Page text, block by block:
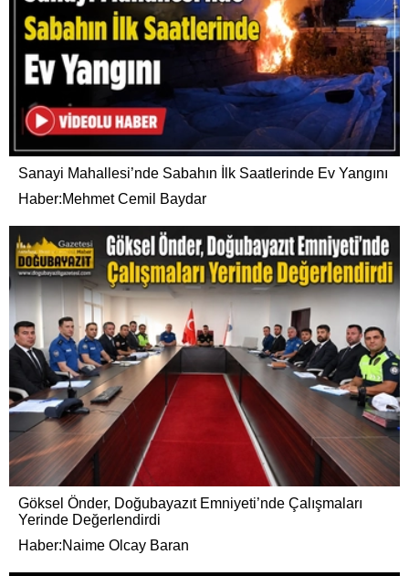
Sanayi Mahallesi’nde Sabahın İlk Saatlerinde Ev Yangını
Haber:Mehmet Cemil Baydar
Göksel Önder, Doğubayazıt Emniyeti’nde Çalışmaları
Yerinde Değerlendirdi
Haber:Naime Olcay Baran